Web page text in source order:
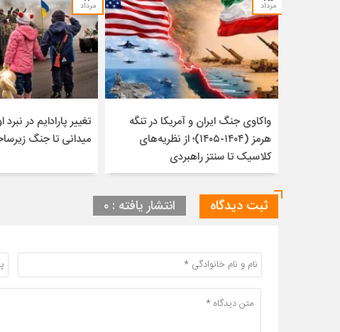
مرداد
واکاوی جنگ ایران و آمریکا در تنگه
هرمز (۱۴۰۴-۱۴۰۵)؛ از نظریه‌های
کلاسیک تا سنتز راهبردی
مرداد
تغییر پارادایم در نبرد
میدانی تا جنگ
ثبت دیدگاه انتشار یافته : ۰